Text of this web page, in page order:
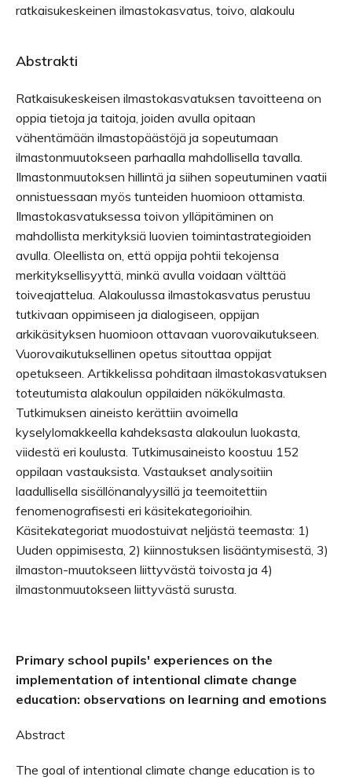
ratkaisukeskeinen ilmastokasvatus, toivo, alakoulu
Abstrakti
Ratkaisukeskeisen ilmastokasvatuksen tavoitteena on
oppia tietoja ja taitoja, joiden avulla opitaan
vähentämään ilmastopäästöjä ja sopeutumaan
ilmastonmuutokseen parhaalla mahdollisella tavalla.
Ilmastonmuutoksen hillintä ja siihen sopeutuminen vaatii
onnistuessaan myös tunteiden huomioon ottamista.
Ilmastokasvatuksessa toivon ylläpitäminen on
mahdollista merkityksiä luovien toimintastrategioiden
avulla. Oleellista on, että oppija pohtii tekojensa
merkityksellisyyttä, minkä avulla voidaan välttää
toiveajattelua. Alakoulussa ilmastokasvatus perustuu
tutkivaan oppimiseen ja dialogiseen, oppijan
arkikäsityksen huomioon ottavaan vuorovaikutukseen.
Vuorovaikutuksellinen opetus sitouttaa oppijat
opetukseen. Artikkelissa pohditaan ilmastokasvatuksen
toteutumista alakoulun oppilaiden näkökulmasta.
Tutkimuksen aineisto kerättiin avoimella
kyselylomakkeella kahdeksasta alakoulun luokasta,
viidestä eri koulusta. Tutkimusaineisto koostuu 152
oppilaan vastauksista. Vastaukset analysoitiin
laadullisella sisällönanalyysillä ja teemoitettiin
fenomenografisesti eri käsitekategorioihin.
Käsitekategoriat muodostuivat neljästä teemasta: 1)
Uuden oppimisesta, 2) kiinnostuksen lisääntymisestä, 3)
ilmaston-muutokseen liittyvästä toivosta ja 4)
ilmastonmuutokseen liittyvästä surusta.
Primary school pupils' experiences on the
implementation of intentional climate change
education: observations on learning and emotions
Abstract
The goal of intentional climate change education is to